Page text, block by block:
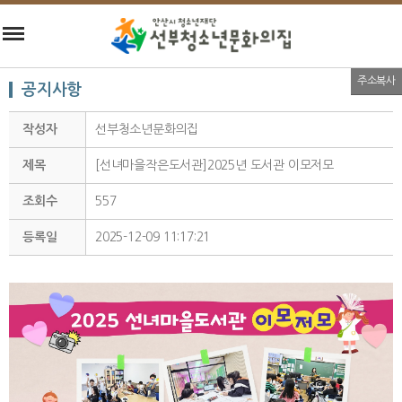
공지사항
주소복사
작성자 선부청소년문화의집
제목 [선녀마을작은도서관]2025년 도서관 이모저모
조회수 557
등록일 2025-12-09 11:17:21